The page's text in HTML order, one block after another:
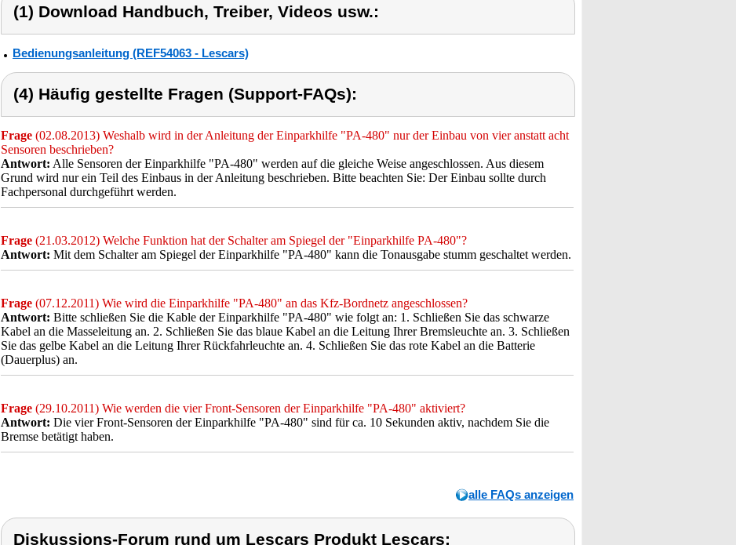
(1) Download Handbuch, Treiber, Videos usw.:
Bedienungsanleitung (REF54063 - Lescars)
(4) Häufig gestellte Fragen (Support-FAQs):
Frage (02.08.2013) Weshalb wird in der Anleitung der Einparkhilfe "PA-480" nur der Einbau von vier anstatt acht
Sensoren beschrieben?
Antwort: Alle Sensoren der Einparkhilfe "PA-480" werden auf die gleiche Weise angeschlossen. Aus diesem
Grund wird nur ein Teil des Einbaus in der Anleitung beschrieben. Bitte beachten Sie: Der Einbau sollte durch
Fachpersonal durchgeführt werden.
Frage (21.03.2012) Welche Funktion hat der Schalter am Spiegel der "Einparkhilfe PA-480"?
Antwort: Mit dem Schalter am Spiegel der Einparkhilfe "PA-480" kann die Tonausgabe stumm geschaltet werden.
Frage (07.12.2011) Wie wird die Einparkhilfe "PA-480" an das Kfz-Bordnetz angeschlossen?
Antwort: Bitte schließen Sie die Kable der Einparkhilfe "PA-480" wie folgt an: 1. Schließen Sie das schwarze
Kabel an die Masseleitung an. 2. Schließen Sie das blaue Kabel an die Leitung Ihrer Bremsleuchte an. 3. Schließen
Sie das gelbe Kabel an die Leitung Ihrer Rückfahrleuchte an. 4. Schließen Sie das rote Kabel an die Batterie
(Dauerplus) an.
Frage (29.10.2011) Wie werden die vier Front-Sensoren der Einparkhilfe "PA-480" aktiviert?
Antwort: Die vier Front-Sensoren der Einparkhilfe "PA-480" sind für ca. 10 Sekunden aktiv, nachdem Sie die
Bremse betätigt haben.
alle FAQs anzeigen
Diskussions-Forum rund um Lescars Produkt Lescars: